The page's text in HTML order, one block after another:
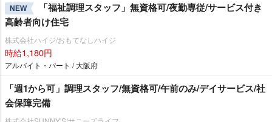
NEW
「福祉調理スタッフ」無資格可/夜勤専従/サービス付き
高齢者向け住宅
株式会社ハイジ/おもてなしハイジ
時給1,180円
アルバイト・パート / 大阪府
「週1から可」調理スタッフ/無資格可/午前のみ/デイサービス/社
会保障完備